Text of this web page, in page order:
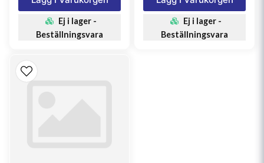
Ej i lager -
Beställningsvara
Ej i lager -
Beställningsvara